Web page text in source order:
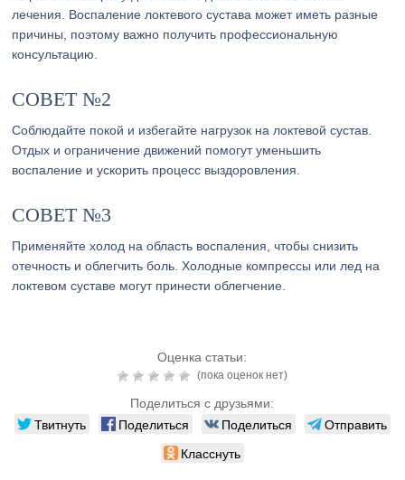
лечения. Воспаление локтевого сустава может иметь разные
причины, поэтому важно получить профессиональную
консультацию.
СОВЕТ №2
Соблюдайте покой и избегайте нагрузок на локтевой сустав.
Отдых и ограничение движений помогут уменьшить
воспаление и ускорить процесс выздоровления.
СОВЕТ №3
Применяйте холод на область воспаления, чтобы снизить
отечность и облегчить боль. Холодные компрессы или лед на
локтевом суставе могут принести облегчение.
Оценка статьи:
(пока оценок нет)
Поделиться с друзьями:
Твитнуть Поделиться Поделиться
Отправить
Класснуть